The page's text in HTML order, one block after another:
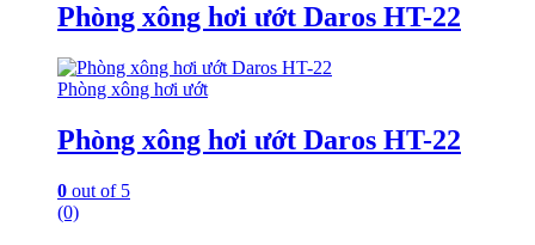
Phòng xông hơi ướt Daros HT-22
Phòng xông hơi ướt
Phòng xông hơi ướt Daros HT-22
0 out of 5
(0)